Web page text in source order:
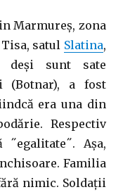
Marmureș, zona
satul Slatina,
deși sunt sate
(Botnar), a fost
era una din
Respectiv
Așa,
Familia
nimic. Soldații